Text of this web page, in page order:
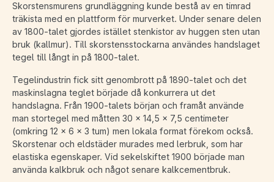
Skorstensmurens grundläggning kunde bestå av en timrad
träkista med en plattform för murverket. Under senare delen
av 1800-talet gjordes istället stenkistor av huggen sten utan
bruk (kallmur). Till skorstensstockarna användes handslaget
tegel till långt in på 1800-talet.
Tegelindustrin fick sitt genombrott på 1890-talet och det
maskinslagna teglet började då konkurrera ut det
handslagna. Från 1900-talets början och framåt använde
man stortegel med måtten 30 x 14,5 x 7,5 centimeter
(omkring 12 x 6 x 3 tum) men lokala format förekom också.
Skorstenar och eldstäder murades med lerbruk, som har
elastiska egenskaper. Vid sekelskiftet 1900 började man
använda kalkbruk och något senare kalkcementbruk.